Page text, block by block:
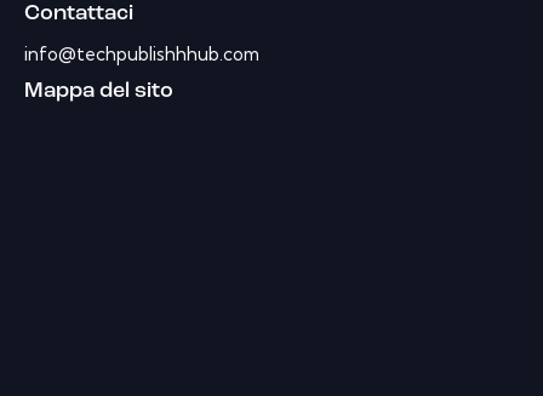
Contattaci
info@techpublishhhub.com
Mappa del sito